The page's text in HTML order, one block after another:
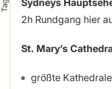
Sydneys
2h Rundgang hier
St. Mary’s
größte